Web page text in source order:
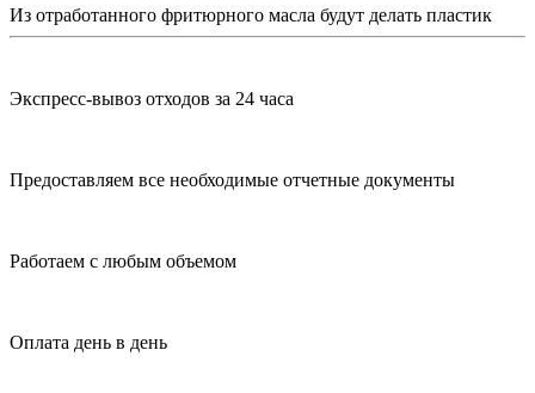
Из отработанного фритюрного масла будут делать пластик
Экспресс-вывоз отходов за 24 часа
Предоставляем все необходимые отчетные документы
Работаем с любым объемом
Оплата день в день